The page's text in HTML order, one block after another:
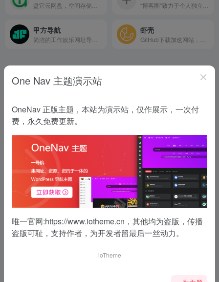
甲方导航 虾壳
One Nav 主题演示站
OneNav 正版主题，本站为演示站，仅作展示，一次付
费，永久免费更新。
唯一官网:https://www.iotheme.cn ，其他均为盗版，传播
盗版可耻，支持作者，为开发者留最后一丝动力。
ioTheme